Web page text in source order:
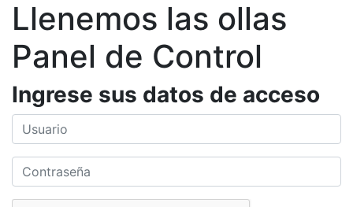
Llenemos las ollas
Panel de Control
Ingrese sus datos de acceso